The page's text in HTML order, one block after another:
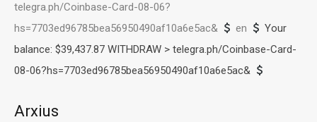
telegra.ph/Coinbase-Card-08-06?
hs=7703ed96785bea56950490af10a6e5ac&
en
Your
balance: $39,437.87 WITHDRAW > telegra.ph/Coinbase-Card-
08-06?hs=7703ed96785bea56950490af10a6e5ac&
Arxius